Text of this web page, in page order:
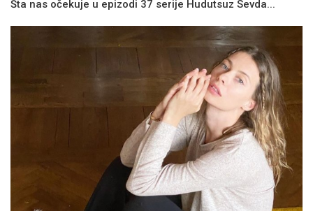
Šta nas očekuje u epizodi 37 serije Hudutsuz Sevda...